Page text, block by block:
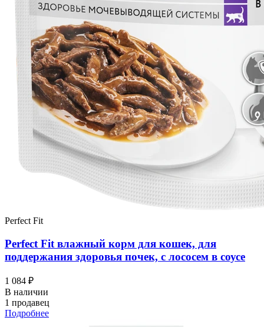
Perfect Fit
Perfect Fit влажный корм для кошек, для
поддержания здоровья почек, с лососем в соусе
1 084 ₽
В наличии
1 продавец
Подробнее